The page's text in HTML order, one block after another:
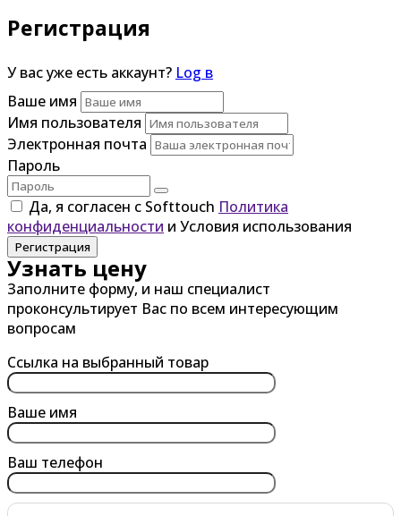
Регистрация
У вас уже есть аккаунт? Log в
Ваше имя
Имя пользователя
Электронная почта
Пароль
Да, я согласен с Softtouch Политика
конфиденциальности и Условия использования
Регистрация
Узнать цену
Заполните форму, и наш специалист
проконсультирует Вас по всем интересующим
вопросам
Ссылка на выбранный товар
Ваше имя
Ваш телефон